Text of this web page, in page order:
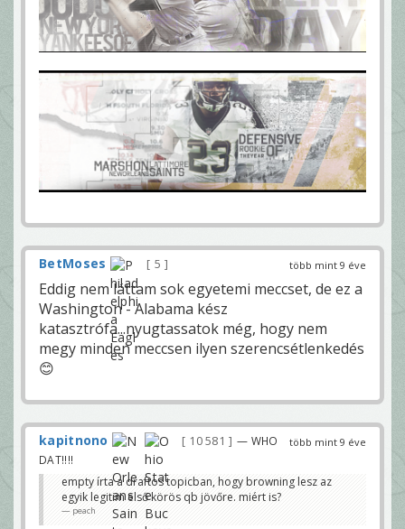
több mint 9 éve
BetMoses 5
Eddig nem láttam sok egyetemi meccset, de ez a
Washington - Alabama kész
katasztrófa...nyugtassatok még, hogy nem
megy minden meccsen ilyen szerencsétlenkedés
😊
több mint 9 éve
kapitnono 10 581
— WHO
DAT!!!!
empty írta a draftos topicban, hogy browning lesz az
egyik legitim első körös qb jövőre. miért is?
peach